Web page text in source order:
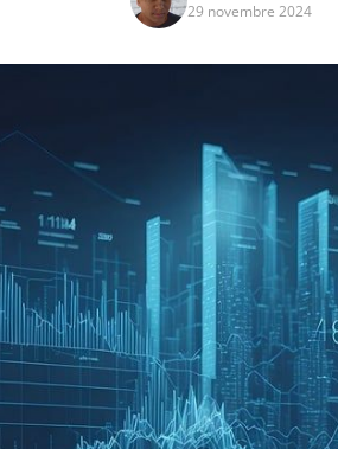
29 novembre 2024